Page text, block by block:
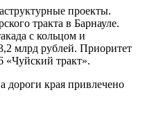
проекты.
тракта в Барнауле.
с кольцом и
млрд рублей. Приоритет
тракт».
дороги края привлечено